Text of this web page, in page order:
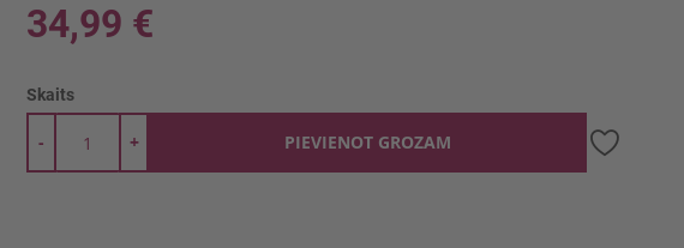
34,99 €
Skaits
+
- PIEVIENOT GROZAM